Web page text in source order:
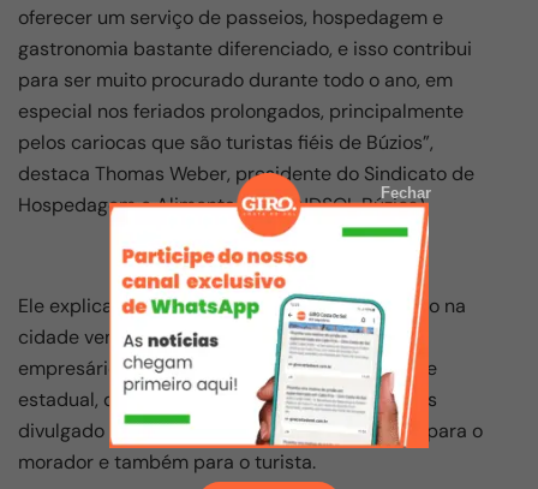
oferecer um serviço de passeios, hospedagem e
gastronomia bastante diferenciado, e isso contribui
para ser muito procurado durante todo o ano, em
especial nos feriados prolongados, principalmente
pelos cariocas que são turistas fiéis de Búzios”,
destaca Thomas Weber, presidente do Sindicato de
Hospedagem e Alimentação (SINDSOL Búzios).
Ele explica ainda que esta retomada do turismo na
cidade vem acontecendo devido a união dos
empresários, instituições e governo municipal e
estadual, que atua para deixar o balneário mais
divulgado e receptivo, tornando um local bom para o
morador e também para o turista.
Fechar